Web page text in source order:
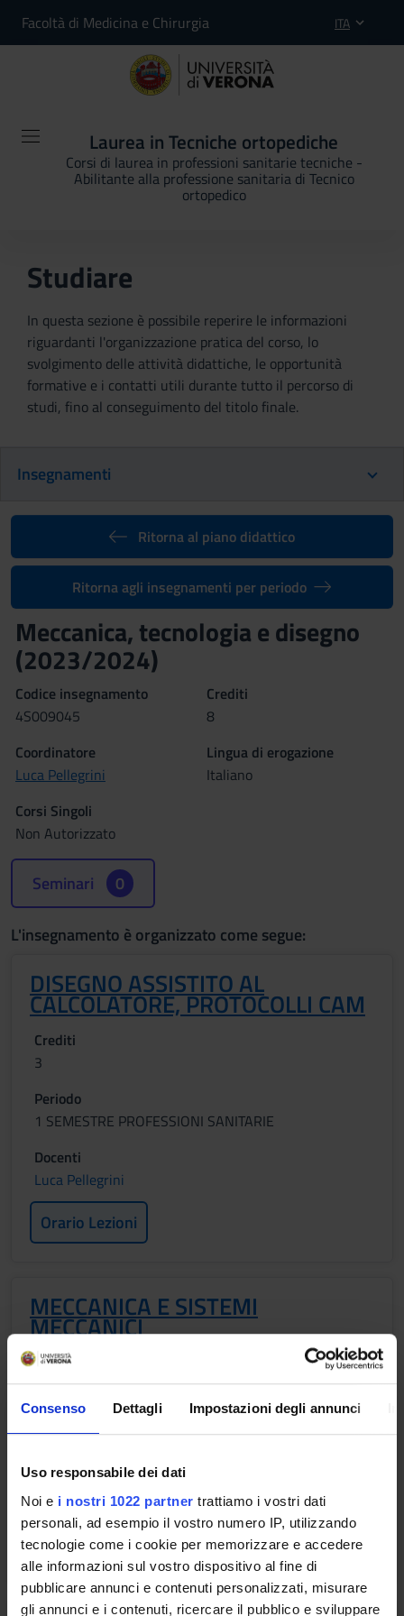
Consenso Dettagli Impostazioni degli annunci
Uso responsabile dei dati
Noi e i nostri 1022 partner trattiamo i vostri dati
personali, ad esempio il vostro numero IP, utilizzando
tecnologie come i cookie per memorizzare e accedere
alle informazioni sul vostro dispositivo al fine di
pubblicare annunci e contenuti personalizzati, misurare
gli annunci e i contenuti, ricercare il pubblico e sviluppare
Facoltà di Medicina e Chirurgia ITA
Laurea in Tecniche ortopediche
Corsi di laurea in professioni sanitarie tecniche -
Abilitante alla professione sanitaria di Tecnico
ortopedico
Studiare
In questa sezione è possibile reperire le informazioni
riguardanti l'organizzazione pratica del corso, lo
svolgimento delle attività didattiche, le opportunità
formative e i contatti utili durante tutto il percorso di
studi, fino al conseguimento del titolo finale.
Insegnamenti
Ritorna al piano didattico
Ritorna agli insegnamenti per periodo
Meccanica, tecnologia e disegno
(2023/2024)
Codice insegnamento
4S009045
Crediti
8
Coordinatore
Luca Pellegrini
Lingua di erogazione
Italiano
Corsi Singoli
Non Autorizzato
Seminari 0
L'insegnamento è organizzato come segue:
DISEGNO ASSISTITO AL
CALCOLATORE, PROTOCOLLI CAM
Crediti
3
Periodo
1 SEMESTRE PROFESSIONI SANITARIE
Docenti
Luca Pellegrini
Orario Lezioni
MECCANICA E SISTEMI
MECCANICI
Crediti
3
Docenti
Giambattista Manganello
Orario Lezioni